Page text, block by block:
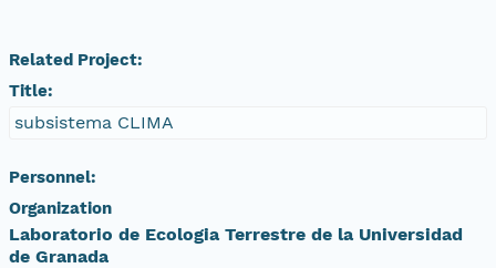
Related Project:
Title:
subsistema CLIMA
Personnel:
Organization
Laboratorio de Ecologia Terrestre de la Universidad
de Granada